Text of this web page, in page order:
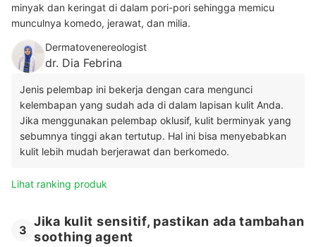
minyak dan keringat di dalam pori-pori sehingga memicu
munculnya komedo, jerawat, dan milia.
Dermatovenereologist
dr. Dia Febrina
Jenis pelembap ini bekerja dengan cara mengunci
kelembapan yang sudah ada di dalam lapisan kulit Anda.
Jika menggunakan pelembap oklusif, kulit berminyak yang
sebumnya tinggi akan tertutup. Hal ini bisa menyebabkan
kulit lebih mudah berjerawat dan berkomedo.
Lihat ranking produk
3
Jika kulit sensitif, pastikan ada tambahan
soothing agent